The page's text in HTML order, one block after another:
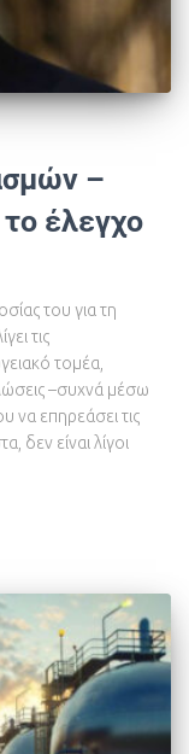
–
έλεγχο
του για τη
τις
τομέα,
–συχνά μέσω
να επηρεάσει τις
δεν είναι λίγοι